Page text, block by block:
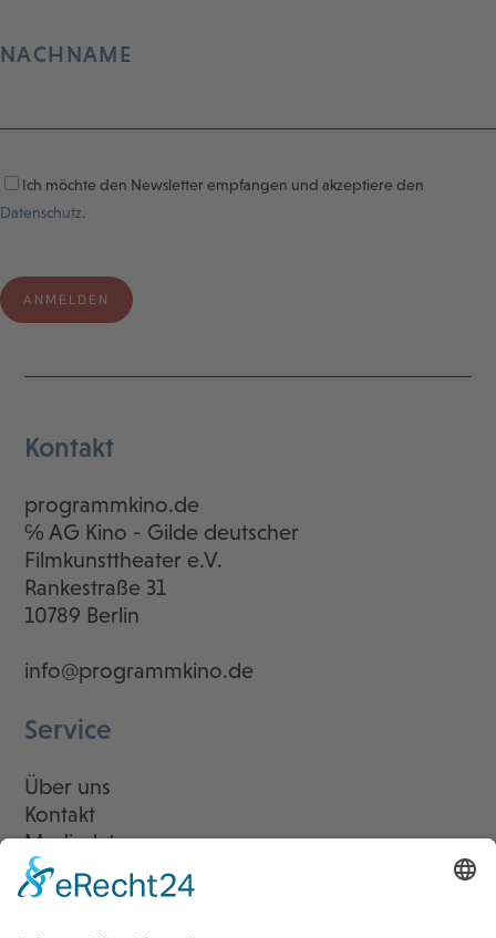
NACHNAME
Ich möchte den Newsletter empfangen und akzeptiere den
Datenschutz.
Kontakt
programmkino.de
℅ AG Kino - Gilde deutscher
Filmkunsttheater e.V.
Rankestraße 31
10789 Berlin
info@programmkino.de
Service
Über uns
Kontakt
Mediadaten
Newsletter
LogIn